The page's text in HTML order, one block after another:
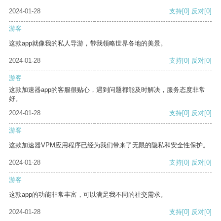
2024-01-28 支持[0] 反对[0]
游客
这款app就像我的私人导游，带我领略世界各地的美景。
2024-01-28 支持[0] 反对[0]
游客
这款加速器app的客服很贴心，遇到问题都能及时解决，服务态度非常
好。
2024-01-28
支持[0] 反对[0]
游客
这款加速器VPM应用程序已经为我们带来了无限的隐私和安全性保护。
2024-01-28 支持[0] 反对[0]
游客
这款app的功能非常丰富，可以满足我不同的社交需求。
2024-01-28 支持[0] 反对[0]